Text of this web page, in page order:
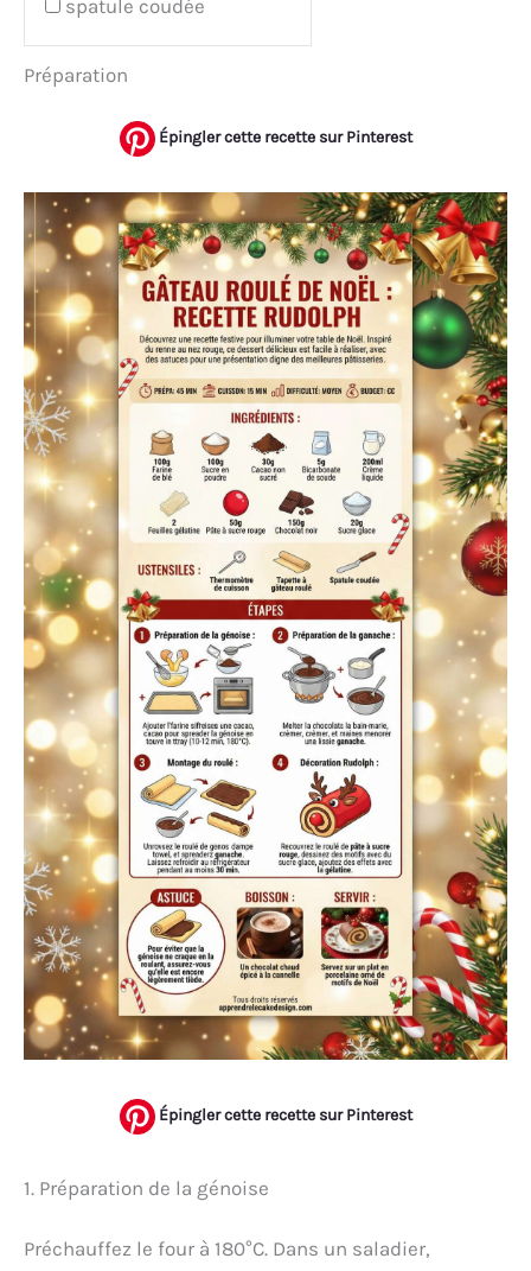
spatule coudée
Préparation
Épingler cette recette sur Pinterest
Épingler cette recette sur Pinterest
1. Préparation de la génoise
Préchauffez le four à 180°C. Dans un saladier,